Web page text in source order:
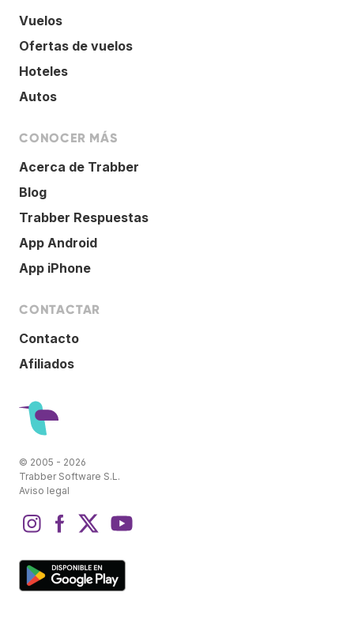
Vuelos
Ofertas de vuelos
Hoteles
Autos
CONOCER MÁS
Acerca de Trabber
Blog
Trabber Respuestas
App Android
App iPhone
CONTACTAR
Contacto
Afiliados
© 2005 - 2026
Trabber Software S.L.
Aviso legal